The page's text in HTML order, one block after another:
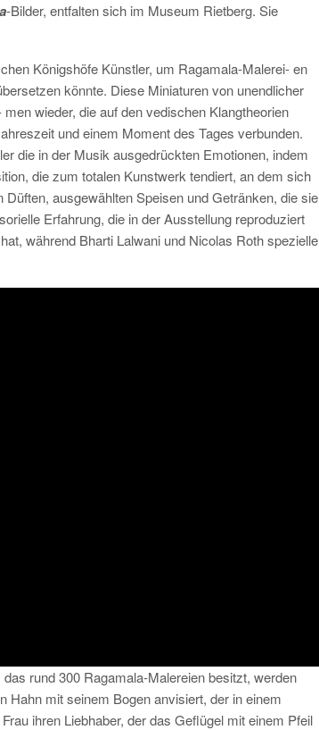
-Bilder, entfalten sich im Museum Rietberg. Sie
Königshöfe Künstler, um Ragamala-Malerei- en
könnte. Diese Miniaturen von unendlicher
wieder, die auf den vedischen Klangtheorien
und einem Moment des Tages verbunden.
die in der Musik ausgedrückten Emotionen, indem
die zum totalen Kunstwerk tendiert, an dem sich
ausgewählten Speisen und Getränken, die sie
Erfahrung, die in der Ausstellung reproduziert
während Bharti Lalwani und Nicolas Roth spezielle
rund 300 Ragamala-Malereien besitzt, werden
Hahn mit seinem Bogen anvisiert, der in einem
ihren Liebhaber, der das Geflügel mit einem Pfeil